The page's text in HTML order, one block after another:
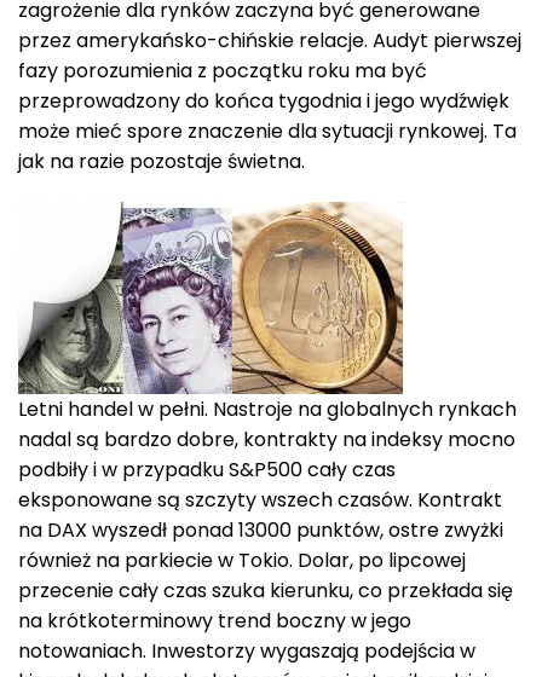
zagrożenie dla rynków zaczyna być generowane
przez amerykańsko-chińskie relacje. Audyt pierwszej
fazy porozumienia z początku roku ma być
przeprowadzony do końca tygodnia i jego wydźwięk
może mieć spore znaczenie dla sytuacji rynkowej. Ta
jak na razie pozostaje świetna.
Letni handel w pełni. Nastroje na globalnych rynkach
nadal są bardzo dobre, kontrakty na indeksy mocno
podbiły i w przypadku S&P500 cały czas
eksponowane są szczyty wszech czasów. Kontrakt
na DAX wyszedł ponad 13000 punktów, ostre zwyżki
również na parkiecie w Tokio. Dolar, po lipcowej
przecenie cały czas szuka kierunku, co przekłada się
na krótkoterminowy trend boczny w jego
notowaniach. Inwestorzy wygaszają podejścia w